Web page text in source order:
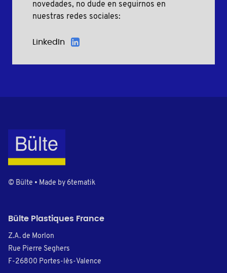
novedades, no dude en seguirnos en
nuestras redes sociales:
LinkedIn
© Bülte • Made by 6tematik
Bülte Plastiques France
Z.A. de Morlon
Rue Pierre Seghers
F-26800 Portes-lès-Valence